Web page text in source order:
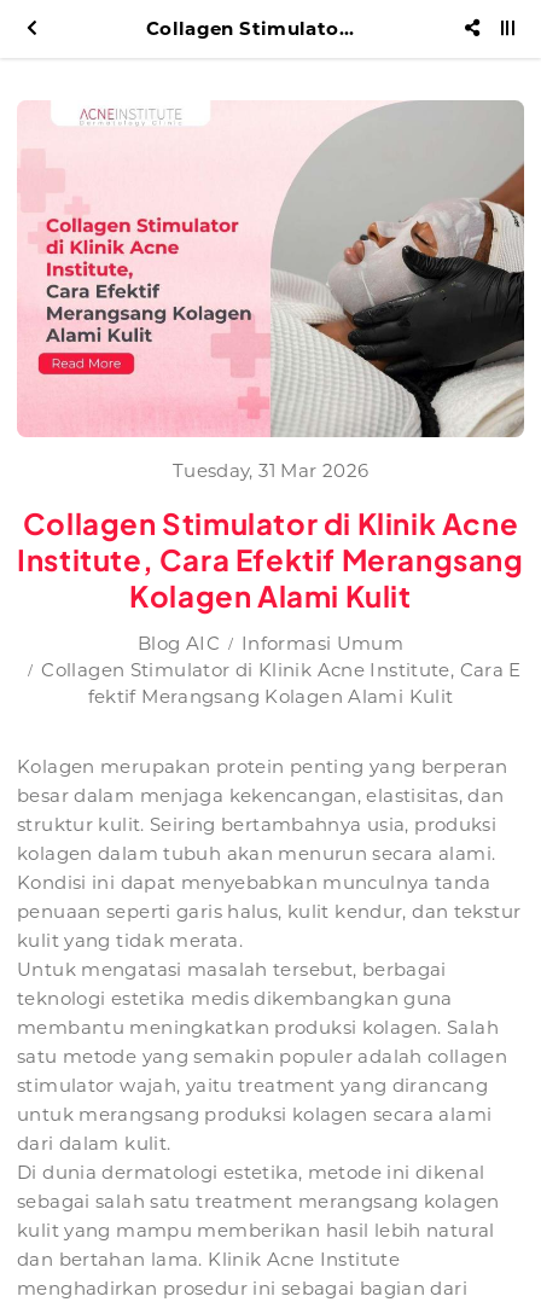
Collagen Stimulator di Klinik Acne Institute, Cara Efektif Merangsang Kolagen Alami Kulit
Tuesday, 31 Mar 2026
Collagen Stimulator di Klinik Acne
Institute, Cara Efektif Merangsang
Kolagen Alami Kulit
Blog AIC
Informasi Umum
Collagen Stimulator di Klinik Acne Institute, Cara E
fektif Merangsang Kolagen Alami Kulit
Kolagen merupakan protein penting yang berperan
besar dalam menjaga kekencangan, elastisitas, dan
struktur kulit. Seiring bertambahnya usia, produksi
kolagen dalam tubuh akan menurun secara alami.
Kondisi ini dapat menyebabkan munculnya tanda
penuaan seperti garis halus, kulit kendur, dan tekstur
kulit yang tidak merata.
Untuk mengatasi masalah tersebut, berbagai
teknologi estetika medis dikembangkan guna
membantu meningkatkan produksi kolagen. Salah
satu metode yang semakin populer adalah collagen
stimulator wajah, yaitu treatment yang dirancang
untuk merangsang produksi kolagen secara alami
dari dalam kulit.
Di dunia dermatologi estetika, metode ini dikenal
sebagai salah satu treatment merangsang kolagen
kulit yang mampu memberikan hasil lebih natural
dan bertahan lama. Klinik Acne Institute
menghadirkan prosedur ini sebagai bagian dari